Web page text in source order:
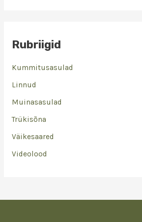
Rubriigid
Kummitusasulad
Linnud
Muinasasulad
Trükisõna
Väikesaared
Videolood